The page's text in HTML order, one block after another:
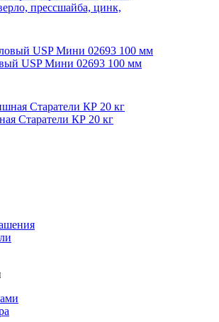
прессшайба, цинк,
USP Мини 02693 100 мм
Старатели КР 20 кг